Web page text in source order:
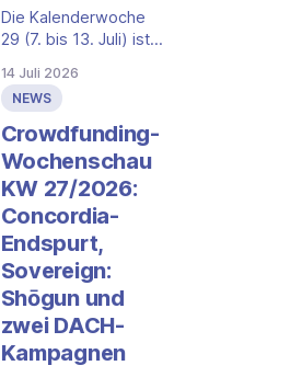
Die Kalenderwoche
29 (7. bis 13. Juli) ist
Endspurts. Auf
Gamefound laufen
gleich drei bereits
durchfinanzierte
Kampagnen in den
nächsten Tagen aus,
während eine vierte
als Schwergewicht
noch weiterklettert.
Auf Kickstarter und
der Spieleschmiede
sind in diesem
Zeitraum keine
neuen, für den DACH-
14 Juli 2026
NEWS
Crowdfunding-
Wochenschau
KW 27/2026:
Concordia-
Endspurt,
Sovereign:
Shōgun und
zwei DACH-
Kampagnen